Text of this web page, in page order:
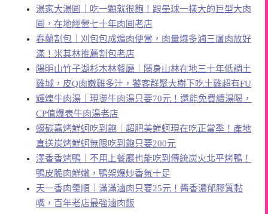
湯家大湯圓｜吃一顆就很飽！跟壘球一樣大的巨型大肉
圓，在地經營七十年肉圓老店
春蘭割包｜刈包包成爌肉便當，肉量爆多滷三層肉放好
滿！米其林推薦割包老店
陽明山竹子湖杉木林餐廳｜隱身山林在地三十年低調土
雞城，皮Q肉嫩雞多汁，饕客群聚大樹下吃土雞超有FU
輝煌牛肉湯｜現燙牛肉湯只要70元！還能免費續湯喝，
CP值爆表牛肉湯老店
蠔碳嘉烤鮮蚵吃到飽｜超肥美鮮蚵現在吃正當季！產地
直送炭烤鮮蚵無限吃到飽只要200元
澤香香烤鴨｜不用上餐廳也能吃到傳統炭火北平烤鴨！
鴨皮脆肉鮮嫩，鴨架爆炒香氣十足
天一香肉羹順｜滿滿滷肉只要25元！醬香濃郁膠質黏
嘴，百年老店最強滷肉飯